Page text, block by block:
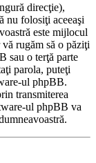
direcţie),
nu folosiţi aceeaşi
este mijlocul
rugăm să o păziţi
sau o terţă parte
parola, puteţi
ul phpBB.
transmiterea
ul phpBB va